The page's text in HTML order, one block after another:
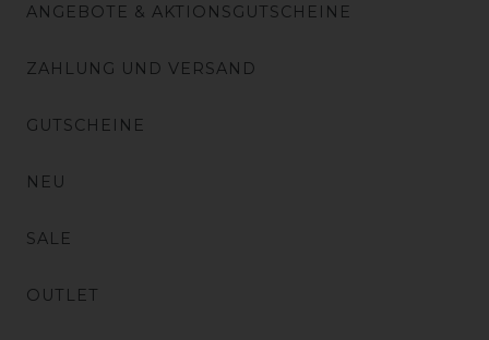
ANGEBOTE & AKTIONSGUTSCHEINE
ZAHLUNG UND VERSAND
GUTSCHEINE
NEU
SALE
OUTLET